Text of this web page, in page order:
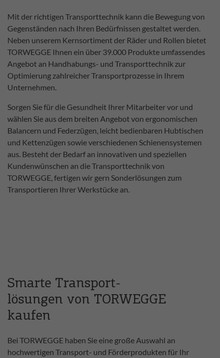
Mit der richtigen Transporttechnik kann die Bewegung von
Gegenständen nach Ihren Bedürfnissen gestaltet werden.
Neben unserem Kernsortiment der Räder und Rollen bietet
TORWEGGE Ihnen ein über 39.000 Produkte umfassendes
Angebot an Handhabungs- und Transporttechnik zur
Optimierung zahlreicher Transportprozesse in Ihrem
Unternehmen.
Sorgen Sie für die Gesundheit Ihrer Mitarbeiter vor und
wählen Sie aus dem breiten Angebot von ergonomischen
Balancern und Federzügen, leicht bedienbaren Hubtischen
und Kettenzügen sowie verschiedenen Schienensystemen
aus. Besteht der Bedarf an innovativen und speziellen
Kundenwünschen an die Transporttechnik von
TORWEGGE, fertigen wir gern Sonderlösungen zum
Transportieren Ihrer Werkstücke an.
Smarte Transport-
lösungen von TORWEGGE
kaufen
Bei TORWEGGE haben Sie eine große Auswahl an
hochwertigen Transport- und Förderprodukten für Ihr